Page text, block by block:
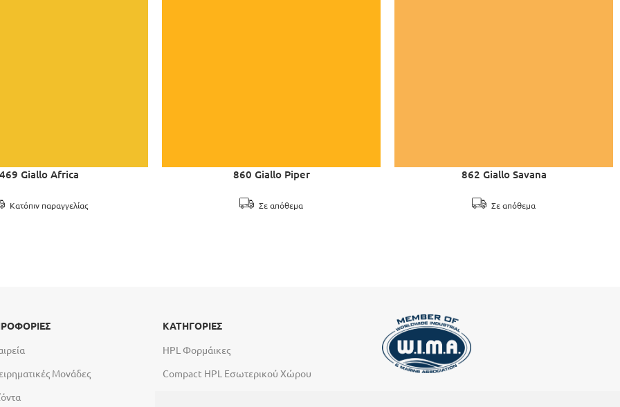
469 Giallo Africa
Κατόπιν παραγγελίας
860 Giallo Piper
Σε απόθεμα
862 Giallo Savana
Σε απόθεμα
Μονάδες
ΚΑΤΗΓΟΡΙΕΣ
HPL Φορμάικες
Compact HPL Εσωτερικού Χώρου